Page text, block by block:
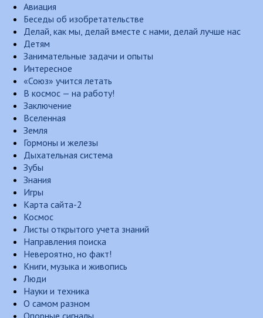
Авиация
Беседы об изобретательстве
Делай, как мы, делай вместе с нами, делай лучше нас
Детям
Занимательные задачи и опыты
Интересное
«Союз» учится летать
В космос — на работу!
Заключение
Вселенная
Земля
Гормоны и железы
Дыхательная система
Зубы
Знания
Игры
Карта сайта-2
Космос
Листы открытого учета знаний
Направления поиска
Невероятно, но факт!
Книги, музыка и живопись
Люди
Науки и техника
О самом разном
Опорные сигналы